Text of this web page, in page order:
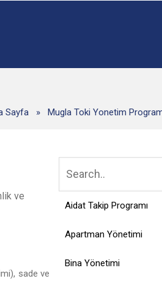
Sayfa » Mugla Toki Yonetim
ve
sade ve
Aidat Takip Programı
Apartman Yönetimi
Bina Yönetimi